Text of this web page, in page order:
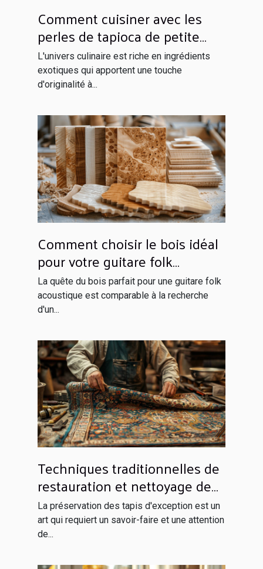
Comment cuisiner avec les
perles de tapioca de petite
taille
L'univers culinaire est riche en ingrédients
exotiques qui apportent une touche
d'originalité à...
Comment choisir le bois idéal
pour votre guitare folk
acoustique
La quête du bois parfait pour une guitare folk
acoustique est comparable à la recherche
d'un...
Techniques traditionnelles de
restauration et nettoyage de
tapis d'exception
La préservation des tapis d'exception est un
art qui requiert un savoir-faire et une attention
de...